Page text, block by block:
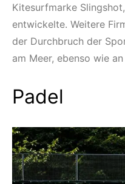
Kitesurfmarke
entwickelte. Weitere
der Durchbruch der
am Meer, ebenso wie an
Padel